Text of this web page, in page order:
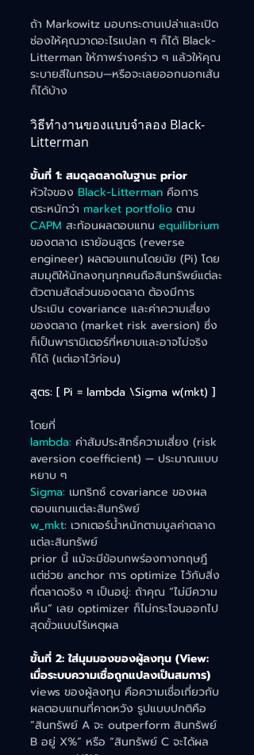
ถ้า Markowitz มอบกระดานเปล่าและเปิด
ช่องให้คุณวาดอะไรแปลก ๆ ก็ได้ Black-
Litterman ให้ภาพร่างคร่าว ๆ แล้วให้คุณ
ระบายสีในกรอบ—หรือจะเลยออกนอกเส้น
ก็ได้บ้าง
วิธีทำงานของแบบจำลอง Black-
Litterman
ขั้นที่ 1: สมดุลตลาดในฐานะ prior
หัวใจของ Black-Litterman คือการ
ตระหนักว่า market portfolio ตาม
CAPM สะท้อนผลตอบแทน equilibrium
ของตลาด เราย้อนสูตร (reverse
engineer) ผลตอบแทนโดยนัย (Pi) โดย
สมมุติให้นักลงทุนทุกคนถือสินทรัพย์แต่ละ
ตัวตามสัดส่วนของตลาด ต้องมีการ
ประเมิน covariance และค่าความเสี่ยง
ของตลาด (market risk aversion) ซึ่ง
ก็เป็นพารามิเตอร์ที่หยาบและอาจไม่จริง
ก็ได้ (แต่เอาไว้ก่อน)
สูตร: [ Pi = lambda \Sigma w(mkt) ]
โดยที่
lambda: ค่าสัมประสิทธิ์ความเสี่ยง (risk
aversion coefficient) — ประมาณแบบ
หยาบ ๆ
Sigma: เมทริกซ์ covariance ของผล
ตอบแทนแต่ละสินทรัพย์
w_mkt: เวกเตอร์น้ำหนักตามมูลค่าตลาด
แต่ละสินทรัพย์
prior นี้ แม้จะมีข้อบกพร่องทางทฤษฎี
แต่ช่วย anchor การ optimize ไว้กับสิ่ง
ที่ตลาดจริง ๆ เป็นอยู่: ถ้าคุณ “ไม่มีความ
เห็น” เลย optimizer ก็ไม่กระโจนออกไป
สุดขั้วแบบไร้เหตุผล
ขั้นที่ 2: ใส่มุมมองของผู้ลงทุน (View:
เมื่อระบบความเชื่อถูกแปลงเป็นสมการ)
views ของผู้ลงทุน คือความเชื่อเกี่ยวกับ
ผลตอบแทนที่คาดหวัง รูปแบบปกติคือ
“สินทรัพย์ A จะ outperform สินทรัพย์
B อยู่ X%” หรือ “สินทรัพย์ C จะได้ผล